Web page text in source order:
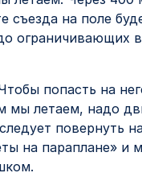
съезда на поле
ограничивающих
попасть на
мы летаем, надо
повернуть
на параплане» и